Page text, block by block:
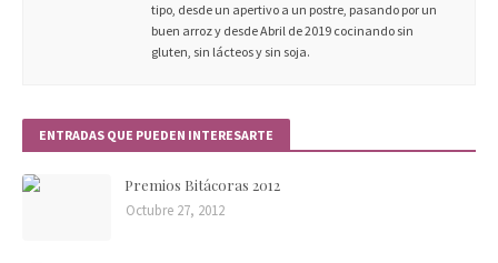
tipo, desde un apertivo a un postre, pasando por un
buen arroz y desde Abril de 2019 cocinando sin
gluten, sin lácteos y sin soja.
ENTRADAS QUE PUEDEN INTERESARTE
Premios Bitácoras 2012
Octubre 27, 2012